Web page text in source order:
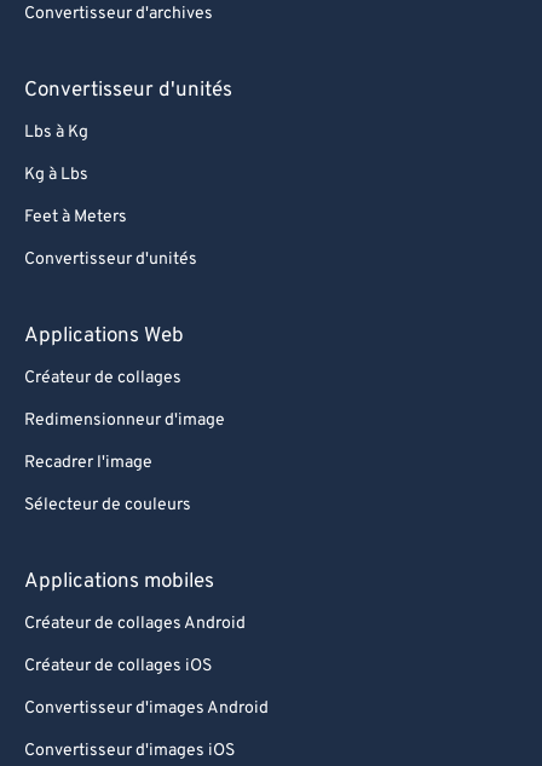
Convertisseur d'archives
Convertisseur d'unités
Lbs à Kg
Kg à Lbs
Feet à Meters
Convertisseur d'unités
Applications Web
Créateur de collages
Redimensionneur d'image
Recadrer l'image
Sélecteur de couleurs
Applications mobiles
Créateur de collages Android
Créateur de collages iOS
Convertisseur d'images Android
Convertisseur d'images iOS